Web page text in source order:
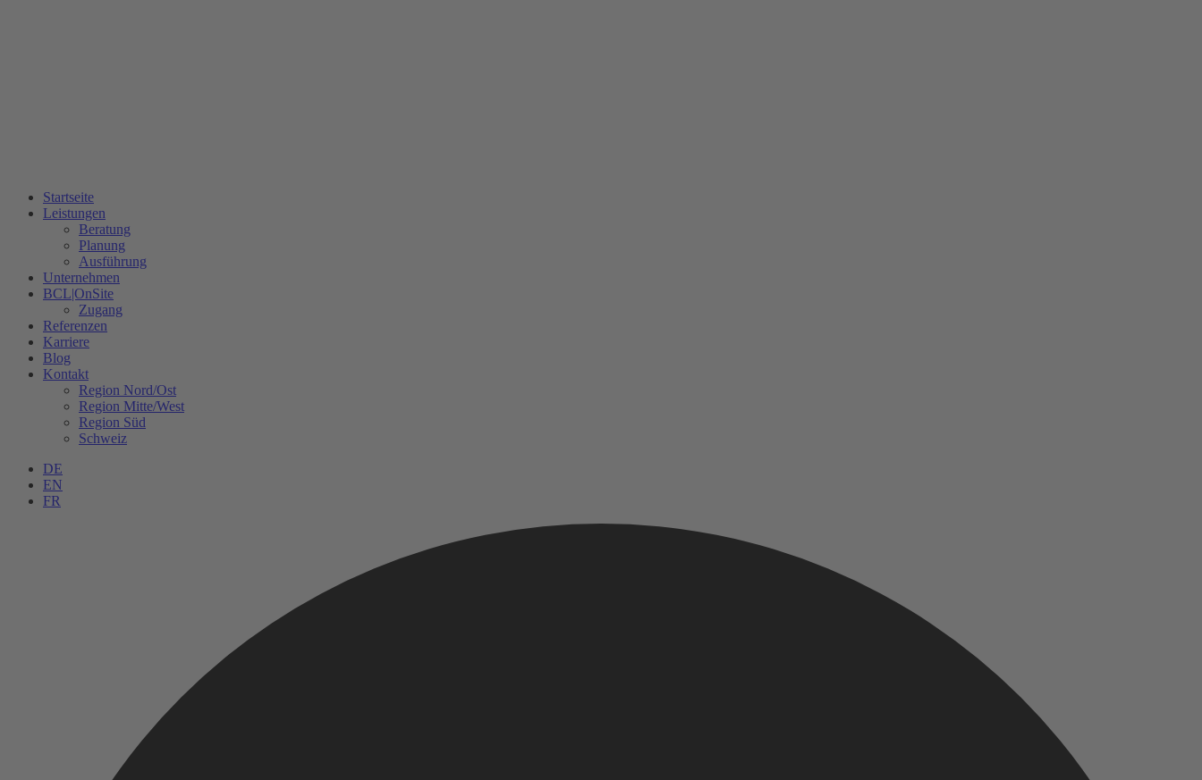
Startseite
Leistungen
Beratung
Planung
Ausführung
Unternehmen
BCL|OnSite
Zugang
Referenzen
Karriere
Blog
Kontakt
Region Nord/Ost
Region Mitte/West
Region Süd
Schweiz
DE
EN
FR